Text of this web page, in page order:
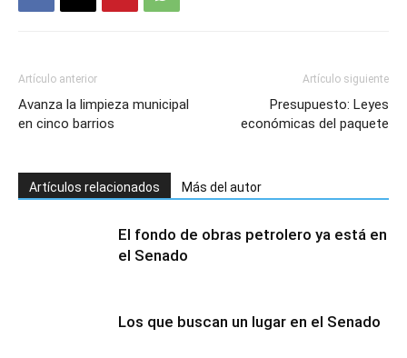
Artículo anterior
Avanza la limpieza municipal
en cinco barrios
Artículo siguiente
Presupuesto: Leyes
económicas del paquete
Artículos relacionados Más del autor
El fondo de obras petrolero ya está en
el Senado
Los que buscan un lugar en el Senado